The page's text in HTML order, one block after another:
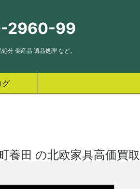
2960-99
分 倒産品 遺品処理 など。
グ
養田 の北欧家具高価買取